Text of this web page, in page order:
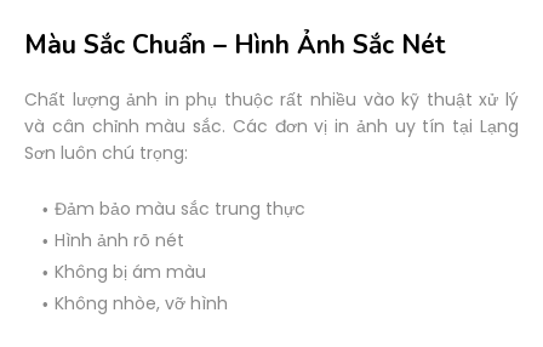
Màu Sắc Chuẩn – Hình Ảnh Sắc Nét
Chất lượng ảnh in phụ thuộc rất nhiều vào kỹ thuật xử lý
và cân chỉnh màu sắc. Các đơn vị in ảnh uy tín tại Lạng
Sơn luôn chú trọng:
Đảm bảo màu sắc trung thực
Hình ảnh rõ nét
Không bị ám màu
Không nhòe, vỡ hình